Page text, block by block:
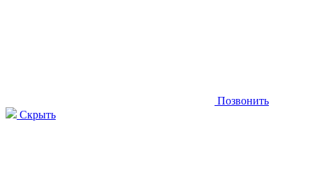
Позвонить
Скрыть